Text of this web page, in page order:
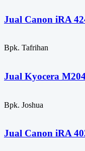
Jual Canon iRA
Bpk. Tafrihan
Jual Kyocera
Bpk. Joshua
Jual Canon iRA